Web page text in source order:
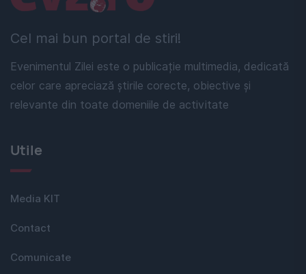
Cel mai bun portal de stiri!
Evenimentul Zilei este o publicație multimedia, dedicată
celor care apreciază știrile corecte, obiective și
relevante din toate domeniile de activitate
Utile
Media KIT
Contact
Comunicate